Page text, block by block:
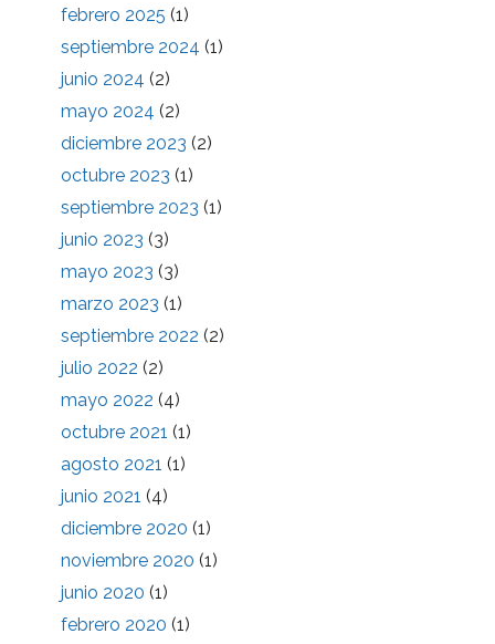
febrero 2025 (1)
septiembre 2024 (1)
junio 2024 (2)
mayo 2024 (2)
diciembre 2023 (2)
octubre 2023 (1)
septiembre 2023 (1)
junio 2023 (3)
mayo 2023 (3)
marzo 2023 (1)
septiembre 2022 (2)
julio 2022 (2)
mayo 2022 (4)
octubre 2021 (1)
agosto 2021 (1)
junio 2021 (4)
diciembre 2020 (1)
noviembre 2020 (1)
junio 2020 (1)
febrero 2020 (1)